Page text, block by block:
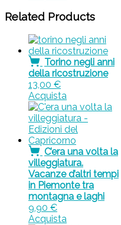
Related Products
Torino negli anni
della ricostruzione
13,00 €
Acquista
C’era una volta la
villeggiatura.
Vacanze d’altri tempi
in Piemonte tra
montagna e laghi
9,90 €
Acquista